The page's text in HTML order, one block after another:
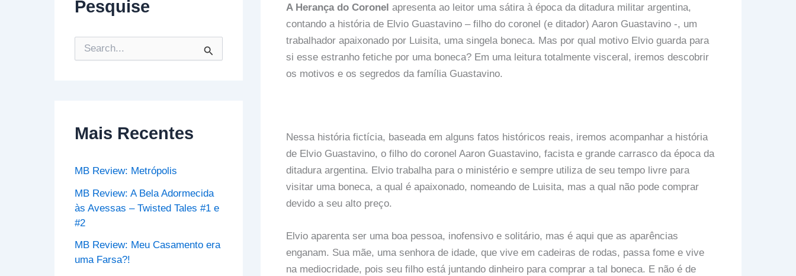
Pesquise
e
a
o
:
Mais Recentes
MB Review: Metrópolis
MB Review: A Bela Adormecida
às Avessas – Twisted Tales #1 e
#2
MB Review: Meu Casamento era
uma Farsa?!
A Herança do Coronel apresenta ao leitor uma sátira à época da ditadura militar argentina,
contando a história de Elvio Guastavino – filho do coronel (e ditador) Aaron Guastavino -, um
trabalhador apaixonado por Luisita, uma singela boneca. Mas por qual motivo Elvio guarda para
si esse estranho fetiche por uma boneca? Em uma leitura totalmente visceral, iremos descobrir
os motivos e os segredos da família Guastavino.
Nessa história fictícia, baseada em alguns fatos históricos reais, iremos acompanhar a história
de Elvio Guastavino, o filho do coronel Aaron Guastavino, facista e grande carrasco da época da
ditadura argentina. Elvio trabalha para o ministério e sempre utiliza de seu tempo livre para
visitar uma boneca, a qual é apaixonado, nomeando de Luisita, mas a qual não pode comprar
devido a seu alto preço.
Elvio aparenta ser uma boa pessoa, inofensivo e solitário, mas é aqui que as aparências
enganam. Sua mãe, uma senhora de idade, que vive em cadeiras de rodas, passa fome e vive
na mediocridade, pois seu filho está juntando dinheiro para comprar a tal boneca. E não é de